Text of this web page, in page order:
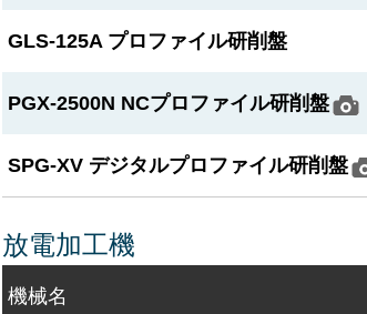
GLS-125A プロファイル研削盤
PGX-2500N NCプロファイル研削盤
SPG-XV デジタルプロファイル研削盤
放電加工機
機械名